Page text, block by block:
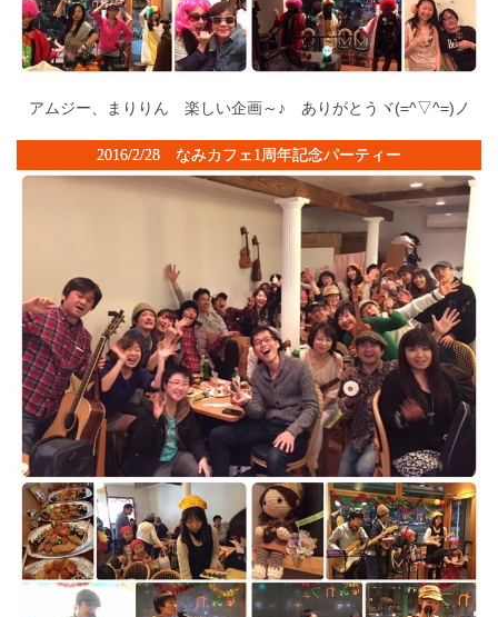
アムジー、まりりん 楽しい企画～♪ ありがとうヾ(=^▽^=)ノ
2016/2/28 なみカフェ1周年記念パーティー